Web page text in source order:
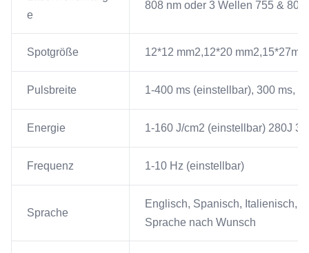
e
808 nm oder 3 Wellen 755 & 808
Spotgröße 12*12 mm2,12*20
Pulsbreite 1-400 ms (einstellbar), 300 ms,
Energie 1-160 J/cm2 (einstellbar) 280J
Frequenz 1-10 Hz (einstellbar)
Sprache
Englisch, Spanisch, Italienisch,
Sprache nach Wunsch